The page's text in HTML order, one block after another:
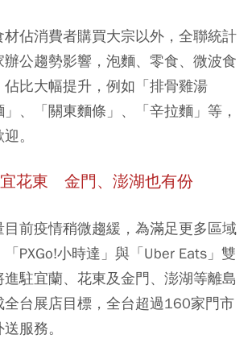
佔消費者購買大宗以外，全聯統計
公趨勢影響，泡麵、零食、微波食
比大幅提升，例如「排骨雞湯
、「關東麵條」、「辛拉麵」等，
。
花東 金門、澎湖也有份
前疫情稍微趨緩，為滿足更多區域
PXGo!小時達」與「Uber Eats」雙
駐宜蘭、花東及金門、澎湖等離島
全台展店目標，全台超過160家門市
服務。